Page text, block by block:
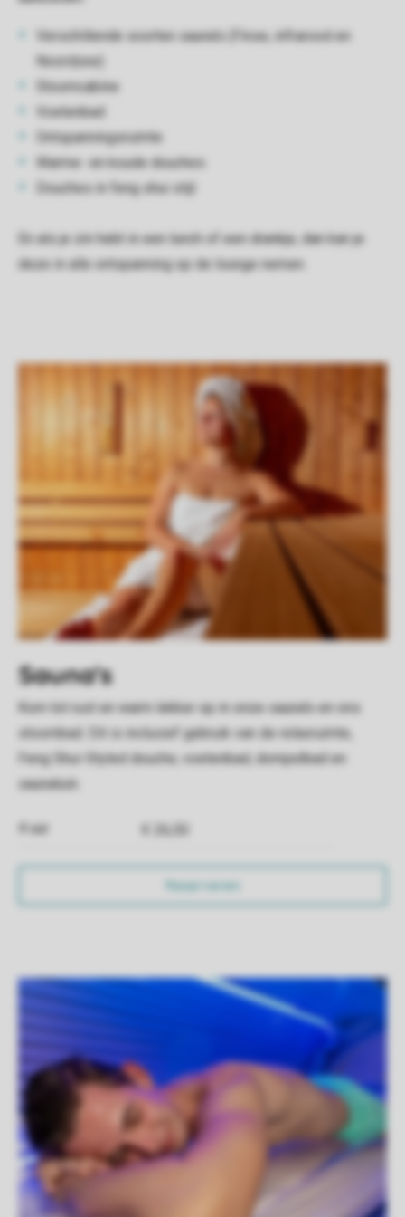
Verschillende soorten sauna’s (Finse, infrarood en
Noordzee)
Stoomcabine
Voetenbad
Ontspanningsruimte
Warme- en koude douches
Douches in feng shui stijl
En als je zin hebt in een lunch of een drankje, dan kan je
deze in alle ontspanning op de lounge nemen.
Sauna's
Kom tot rust en warm lekker op in onze sauna's en ons
stoombad. Dit is inclusief gebruik van de relaxruimte,
Feng Shui-Styled douche, voetenbad, dompelbad en
saunatuin.
4 uur € 26,50
Reserveren